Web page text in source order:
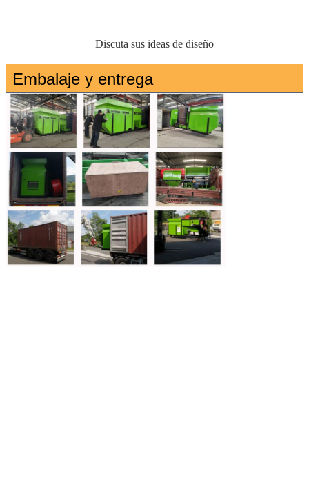
Discuta sus ideas de diseño
Embalaje y entrega